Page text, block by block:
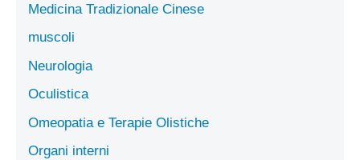
Medicina Tradizionale Cinese
muscoli
Neurologia
Oculistica
Omeopatia e Terapie Olistiche
Organi interni